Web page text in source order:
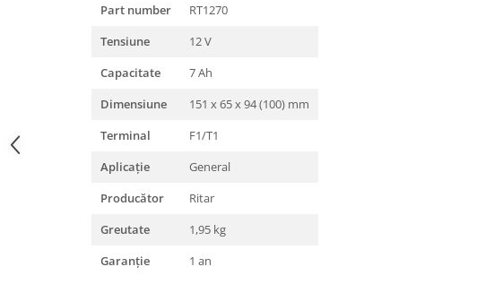
Part number
RT1270
Tensiune
12 V
Capacitate
7 Ah
Dimensiune
151 x 65 x 94 (100) mm
Terminal
F1/T1
Aplicație
General
Producător
Ritar
Greutate
1,95 kg
Garanție
1 an